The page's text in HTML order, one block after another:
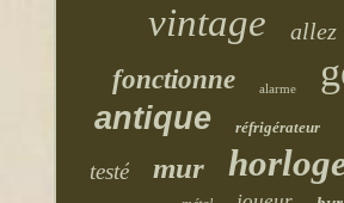
vintage allez
fonctionne alarme
antique réfrigérateur
testé mur